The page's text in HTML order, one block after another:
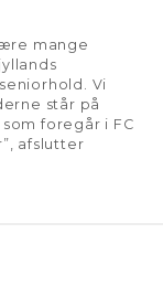
mange
Vi
står på
foregår i FC
afslutter